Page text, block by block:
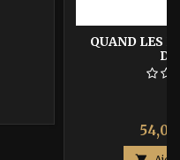
QUAND LES
Prix